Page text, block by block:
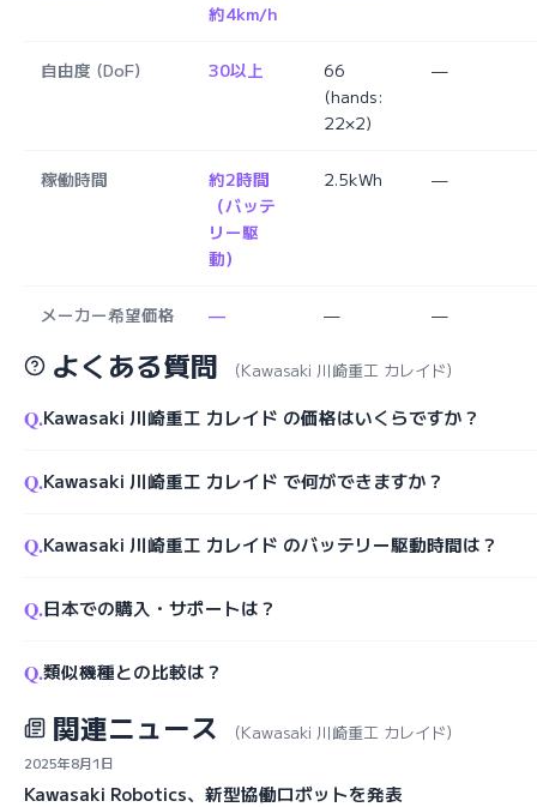
約4km/h
自由度 (DoF) 30以上
66
(hands:
22×2)
—
稼働時間
約2時間
（バッテ
リー駆
動）
2.5kWh —
メーカー希望価格 — — —
よくある質問 （Kawasaki 川崎重工 カレイド）
Q.Kawasaki 川崎重工 カレイド の価格はいくらですか？
Q.Kawasaki 川崎重工 カレイド で何ができますか？
Q.Kawasaki 川崎重工 カレイド のバッテリー駆動時間は？
Q.日本での購入・サポートは？
Q.類似機種との比較は？
関連ニュース （Kawasaki 川崎重工 カレイド）
2025年8月1日
Kawasaki Robotics、新型協働ロボットを発表